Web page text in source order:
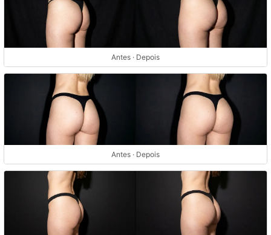
Antes · Depois
Antes · Depois